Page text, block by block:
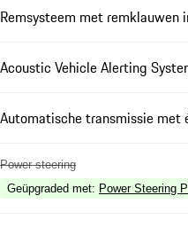
Remsysteem met remklauwen
Acoustic Vehicle Alerting
Automatische transmissie met
Power steering
Geüpgraded met: Power Steering